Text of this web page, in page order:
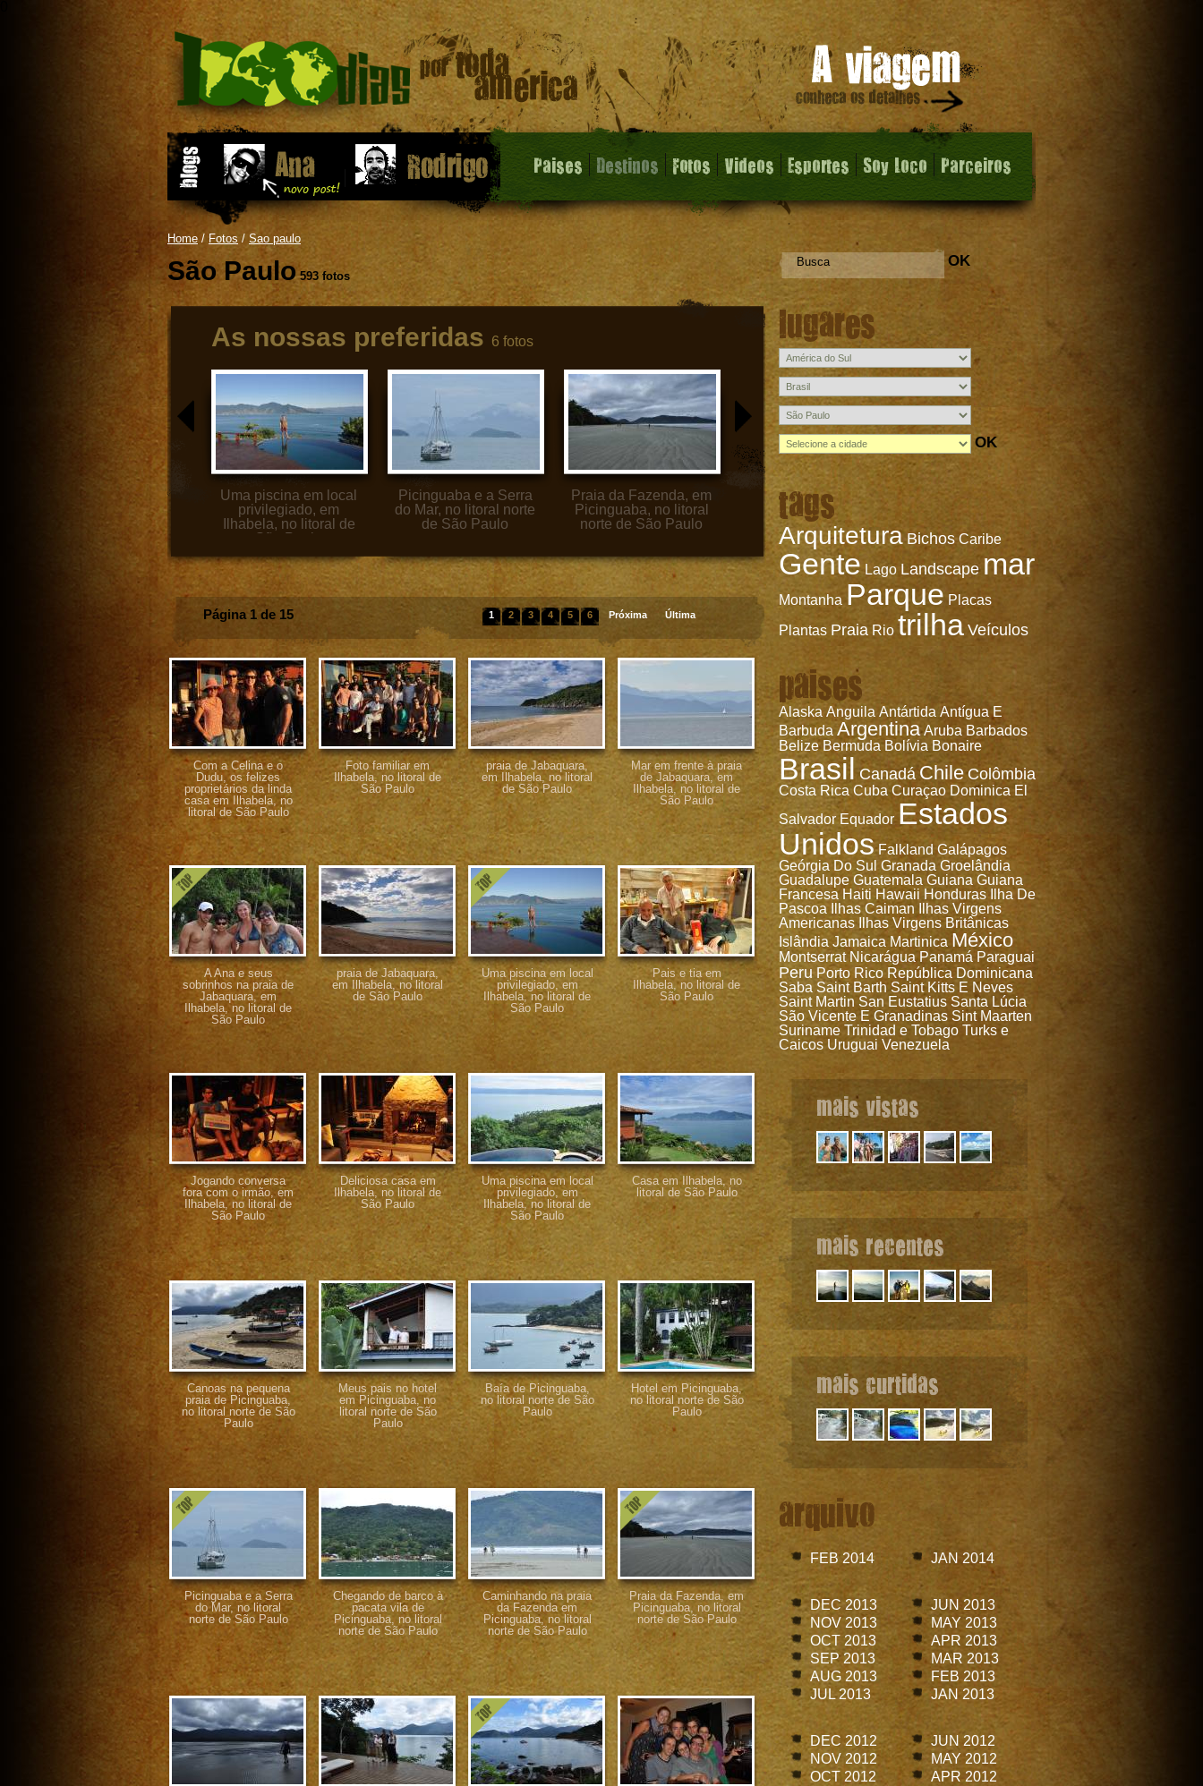
Paises Destinos Fotos Videos Esportes Soy Loco Parceiros
Home / Fotos / Sao paulo
OK
lugares
OK
tags
Arquitetura Bichos Caribe
Gente Lago Landscape mar
Montanha Parque Placas
Plantas Praia Rio trilha Veículos
paises
Alaska Anguila Antártida Antígua E
Barbuda Argentina Aruba Barbados
Belize Bermuda Bolívia Bonaire
Brasil Canadá Chile Colômbia
Costa Rica Cuba Curaçao Dominica El
Salvador Equador Estados
Unidos Falkland Galápagos
Geórgia Do Sul Granada Groelândia
Guadalupe Guatemala Guiana Guiana
Francesa Haiti Hawaii Honduras
Ilha De
Pascoa
Ilhas Caiman
Ilhas Virgens
Americanas Ilhas Virgens Britânicas
Islândia Jamaica Martinica México
Montserrat Nicarágua Panamá Paraguai
Peru Porto Rico República Dominicana
Saba Saint Barth Saint Kitts E Neves
Saint Martin San Eustatius Santa Lúcia
São Vicente E Granadinas Sint Maarten
Suriname Trinidad e Tobago Turks e
Caicos Uruguai Venezuela
mais vistas
mais recentes
mais curtidas
arquivo
FEB 2014 JAN 2014
DEC 2013
NOV 2013
OCT 2013
SEP 2013
AUG 2013
JUL 2013
JUN 2013
MAY 2013
APR 2013
MAR 2013
FEB 2013
JAN 2013
DEC 2012
NOV 2012
OCT 2012
JUN 2012
MAY 2012
APR 2012
São Paulo593 fotos
As nossas preferidas 6 fotos
A Ana e seus sobrinhos
na praia de Jabaquara,
em Ilhabela, no litoral
de São Paulo
Uma piscina em local
privilegiado, em
Ilhabela, no litoral de
São Paulo
Picinguaba e a Serra
do Mar, no litoral norte
de São Paulo
Praia da Fazenda, em
Picinguaba, no litoral
norte de São Paulo
Baía de Picinguaba, no
litoral norte de São
Paulo
Lucca, pronto para a
festa junina, em
Ribeirão Preto - SP
1 2 3 4 5 6 Próxima Última
Página 1 de 15
Com a Celina e o
Dudu, os felizes
proprietários da linda
casa em Ilhabela, no
litoral de São Paulo
Foto familiar em
Ilhabela, no litoral de
São Paulo
praia de Jabaquara,
em Ilhabela, no litoral
de São Paulo
Mar em frente à praia
de Jabaquara, em
Ilhabela, no litoral de
São Paulo
A Ana e seus
sobrinhos na praia de
Jabaquara, em
Ilhabela, no litoral de
São Paulo
praia de Jabaquara,
em Ilhabela, no litoral
de São Paulo
Uma piscina em local
privilegiado, em
Ilhabela, no litoral de
São Paulo
Pais e tia em
Ilhabela, no litoral de
São Paulo
Jogando conversa
fora com o irmão, em
Ilhabela, no litoral de
São Paulo
Deliciosa casa em
Ilhabela, no litoral de
São Paulo
Uma piscina em local
privilegiado, em
Ilhabela, no litoral de
São Paulo
Casa em Ilhabela, no
litoral de São Paulo
Canoas na pequena
praia de Picinguaba,
no litoral norte de São
Paulo
Meus pais no hotel
em Picinguaba, no
litoral norte de São
Paulo
Baía de Picinguaba,
no litoral norte de São
Paulo
Hotel em Picinguaba,
no litoral norte de São
Paulo
Picinguaba e a Serra
do Mar, no litoral
norte de São Paulo
Chegando de barco à
pacata vila de
Picinguaba, no litoral
norte de São Paulo
Caminhando na praia
da Fazenda em
Picinguaba, no litoral
norte de São Paulo
Praia da Fazenda, em
Picinguaba, no litoral
norte de São Paulo